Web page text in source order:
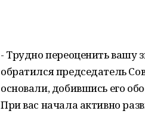
- Трудно переоценить вашу
обратился председатель
основали, добившись его
При вас начала активно